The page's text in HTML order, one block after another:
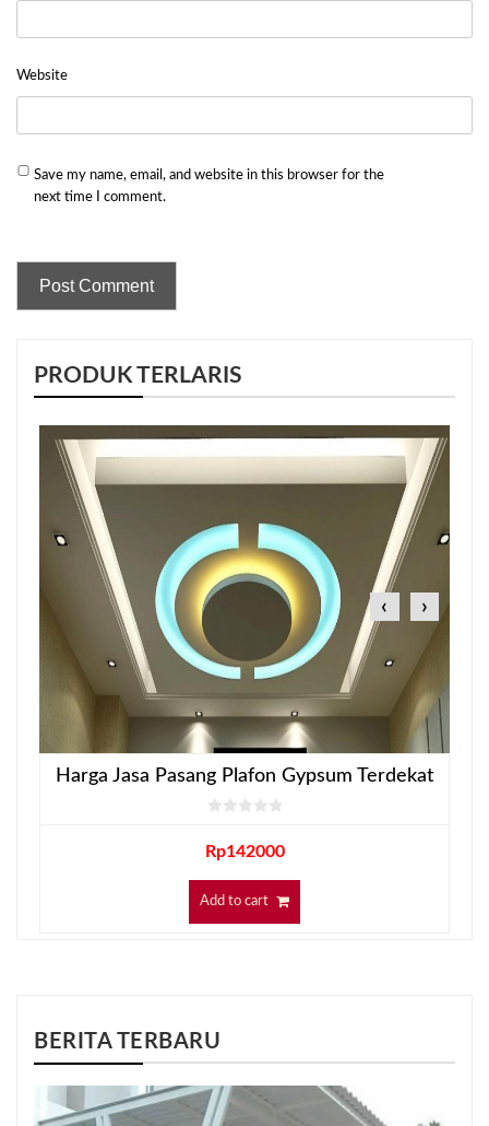
Website
Save my name, email, and website in this browser for the
next time I comment.
PRODUK TERLARIS
Harga Jasa Pasang Plafon Gypsum Terdekat
Rp142000
Add to cart
BERITA TERBARU
‹ ›